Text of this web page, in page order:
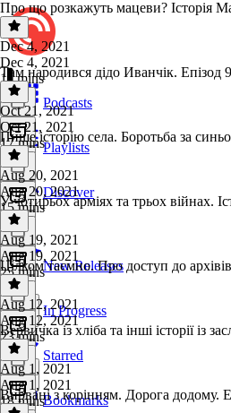
Podcasts
Playlists
Discover
New Releases
In Progress
Starred
Bookmarks
Про що розкажуть мацеви? Історія
Dec 4, 2021
Dec 4, 2021
11 mins
Там народився дідо Иванчік. Епізод 9
Oct 21, 2021
Oct 21, 2021
17 mins
Пише історію села. Боротьба за
Aug 20, 2021
Aug 20, 2021
15 mins
У чотирьох арміях та трьох війнах.
Aug 19, 2021
Aug 19, 2021
25 mins
Цілком таємно. Про доступ до
Aug 12, 2021
Aug 12, 2021
23 mins
Вервичка із хліба та інші історії із
Aug 1, 2021
Aug 1, 2021
18 mins
Вирвані з корінням. Дорога додому.